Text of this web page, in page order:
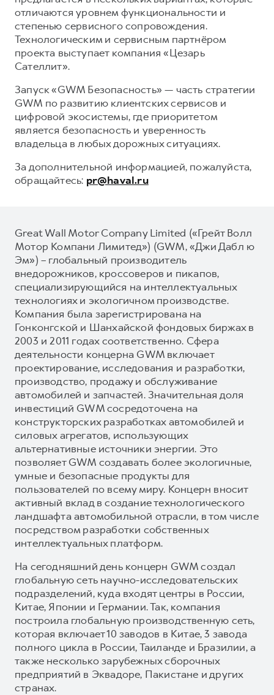
отличаются уровнем функциональности и
степенью сервисного сопровождения.
Технологическим и сервисным партнёром
проекта выступает компания «Цезарь
Сателлит».
Запуск «GWM Безопасность» — часть стратегии
GWM по развитию клиентских сервисов и
цифровой экосистемы, где приоритетом
является безопасность и уверенность
владельца в любых дорожных ситуациях.
За дополнительной информацией, пожалуйста,
обращайтесь: pr@haval.ru
Great Wall Motor Company Limited («Грейт Волл
Мотор Компани Лимитед») (GWM, «Джи Дабл ю
Эм») – глобальный производитель
внедорожников, кроссоверов и пикапов,
специализирующийся на интеллектуальных
технологиях и экологичном производстве.
Компания была зарегистрирована на
Гонконгской и Шанхайской фондовых биржах в
2003 и 2011 годах соответственно. Сфера
деятельности концерна GWM включает
проектирование, исследования и разработки,
производство, продажу и обслуживание
автомобилей и запчастей. Значительная доля
инвестиций GWM сосредоточена на
конструкторских разработках автомобилей и
силовых агрегатов, использующих
альтернативные источники энергии. Это
позволяет GWM создавать более экологичные,
умные и безопасные продукты для
пользователей по всему миру. Концерн вносит
активный вклад в создание технологического
ландшафта автомобильной отрасли, в том числе
посредством разработки собственных
интеллектуальных платформ.
На сегодняшний день концерн GWM создал
глобальную сеть научно-исследовательских
подразделений, куда входят центры в России,
Китае, Японии и Германии. Так, компания
построила глобальную производственную сеть,
которая включает 10 заводов в Китае, 3 завода
полного цикла в России, Таиланде и Бразилии, а
также несколько зарубежных сборочных
предприятий в Эквадоре, Пакистане и других
странах.